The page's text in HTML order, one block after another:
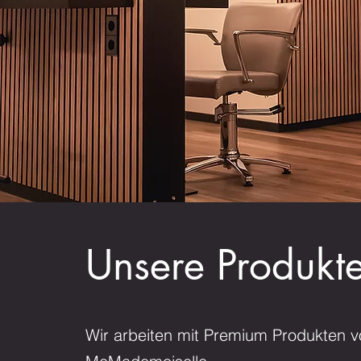
Unsere
Wir arbeiten mit Premium Produkten